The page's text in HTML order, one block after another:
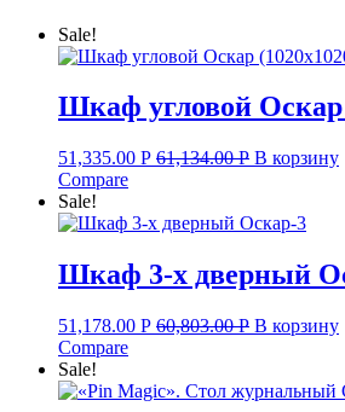
Sale!
Шкаф угловой Оскар
51,335.00 Р 61,134.00Р В корзину
Compare
Sale!
Шкаф 3-х дверный
51,178.00 Р 60,803.00Р В корзину
Compare
Sale!